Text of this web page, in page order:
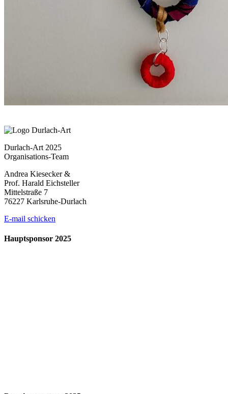
Durlach-Art 2025
Organisations-Team
Andrea Kiesecker &
Prof. Harald Eichsteller
Mittelstraße 7
76227 Karlsruhe-Durlach
E-mail schicken
Hauptsponsor 2025